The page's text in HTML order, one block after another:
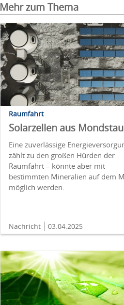
Mehr zum Thema
Raumfahrt
Solarzellen aus
Eine zuverlässige
zählt zu den großen Hürden der
Raumfahrt – könnte aber mit
bestimmten Mineralien auf dem
möglich werden.
Nachricht 03.04.2025